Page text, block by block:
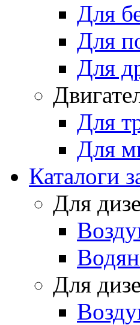
Для
Для
Для
Для
Для
Каталоги
Для
Для